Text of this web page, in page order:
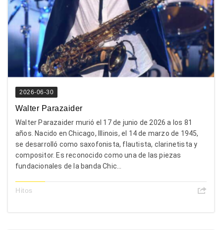
2026-06-30
Walter Parazaider
Walter Parazaider murió el 17 de junio de 2026 a los 81
años. Nacido en Chicago, Illinois, el 14 de marzo de 1945,
se desarrolló como saxofonista, flautista, clarinetista y
compositor. Es reconocido como una de las piezas
fundacionales de la banda Chic...
Hitos